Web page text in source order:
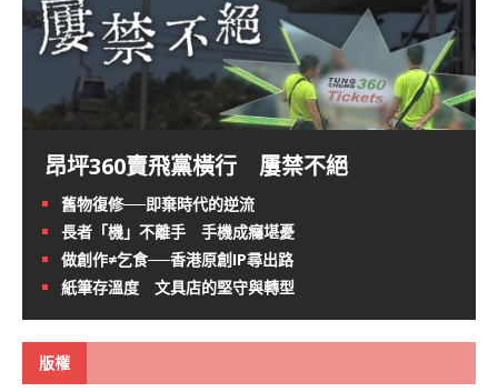
昂坪360賣飛黨橫行 屢禁不絕
舊物復修──即棄時代的逆流
長者「機」不離手 手機成癮堪憂
做創作≠乞食──香港原創IP尋出路
紙筆存溫度 文具店的堅守與轉型
版權